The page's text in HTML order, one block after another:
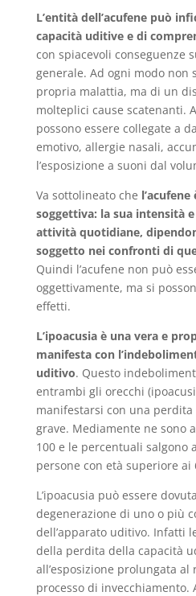
L’entità dell’acufene può
capacità uditive e di
con spiacevoli conseguenze
generale. Ad ogni modo non
propria malattia, ma di un
molteplici cause scatenanti.
possono essere collegate a
emotivo, allergie nasali,
l’esposizione a suoni dal
Va sottolineato che
soggettiva: la sua intensità
attività quotidiane,
soggetto nei confronti di
Quindi l’acufene non può
oggettivamente, ma si
effetti.
L’ipoacusia è una vera e
manifesta con
uditivo. Questo
entrambi gli orecchi
manifestarsi con una
grave. Mediamente ne sono
100 e le percentuali salgono
persone con età superiore ai
L’ipoacusia può essere
degenerazione di uno o più
dell’apparato uditivo. Infatti
della perdita della capacità
all’esposizione prolungata
processo di invecchiamento.